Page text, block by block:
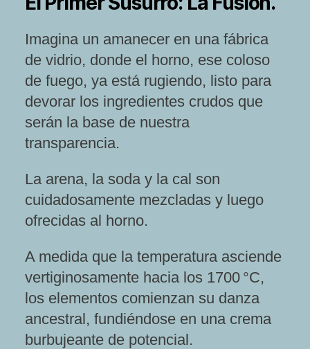
Imagina un amanecer en una fábrica
de vidrio, donde el horno, ese coloso
de fuego, ya está rugiendo, listo para
devorar los ingredientes crudos que
serán la base de nuestra
transparencia.
La arena, la soda y la cal son
cuidadosamente mezcladas y luego
ofrecidas al horno.
A medida que la temperatura asciende
vertiginosamente hacia los 1700 °C,
los elementos comienzan su danza
ancestral, fundiéndose en una crema
burbujeante de potencial.